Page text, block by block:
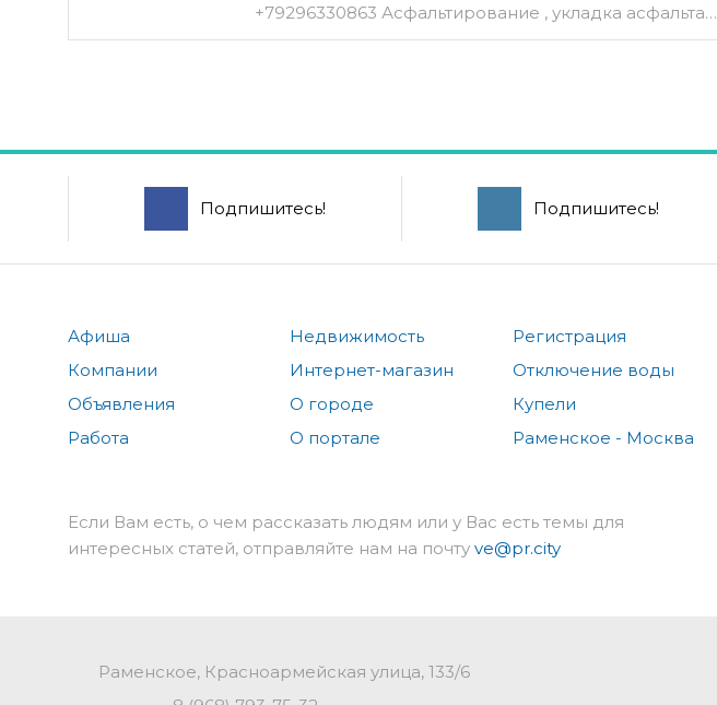
+79296330863 Асфальтирование , укладка асфальта…
Подпишитесь! Подпишитесь!
Афиша
Компании
Объявления
Работа
Недвижимость
Интернет-магазин
О городе
О портале
Регистрация
Отключение воды
Купели
Раменское - Москва
Если Вам есть, о чем рассказать людям или у Вас есть темы для
интересных статей, отправляйте нам на почту ve@pr.city
Раменское, Красноармейская улица, 133/6